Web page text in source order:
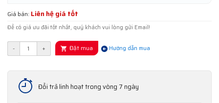
Giá bán: Liên hệ giá tốt
Để có giá ưu đãi tốt nhất, quý khách vui lòng gửi Email!
- + Đặt mua Hướng dẫn mua
Đổi trả linh hoạt trong vòng 7 ngày